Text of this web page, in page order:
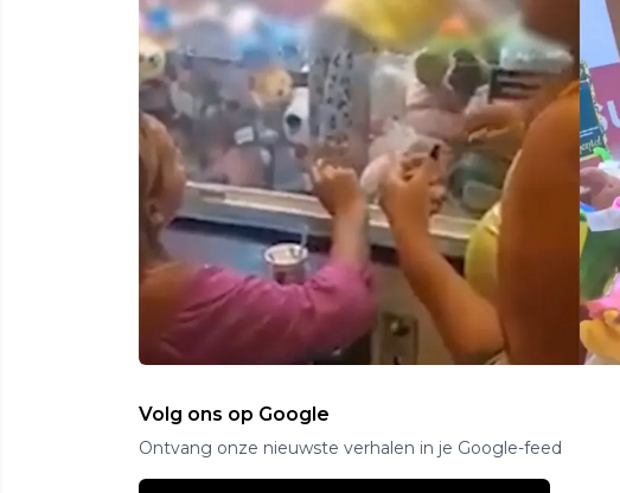
Volg ons op Google
Ontvang onze nieuwste verhalen in je Google-feed